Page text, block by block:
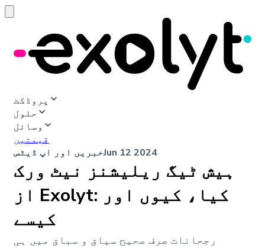
پروڈکٹ
حلول
وسائل
قیمتیں
خبریں اور اپ ڈیٹسJun 12 2024
ہیش ٹیگ ریلیشنز نیٹ ورک
از Exolyt: کیا، کیوں اور
کیسے
رجحانات صرف صحیح سیاق و سباق میں ہی